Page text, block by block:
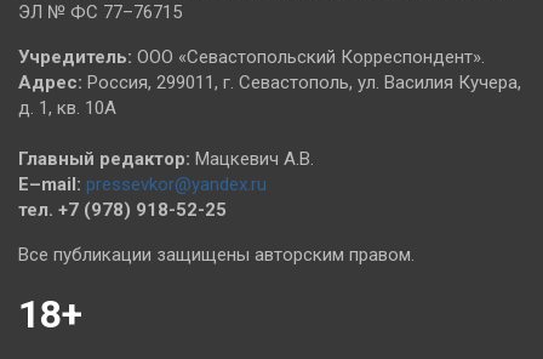
ЭЛ № ФС 77–76715
Учредитель: ООО «Севастопольский Корреспондент».
Адрес: Россия, 299011, г. Севастополь, ул. Василия Кучера,
д. 1, кв. 10А
Главный редактор: Мацкевич А.В.
E–mail: pressevkor@yandex.ru
тел. +7 (978) 918-52-25
Все публикации защищены авторским правом.
18+